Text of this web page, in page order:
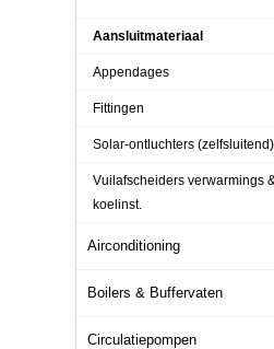
Aansluitmateriaal
Appendages
Fittingen
Solar-ontluchters (zelfsluitend)
Vuilafscheiders verwarmings
koelinst.
Airconditioning
Boilers & Buffervaten
Circulatiepompen